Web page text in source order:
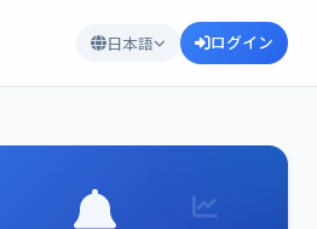
日本語 ログイン